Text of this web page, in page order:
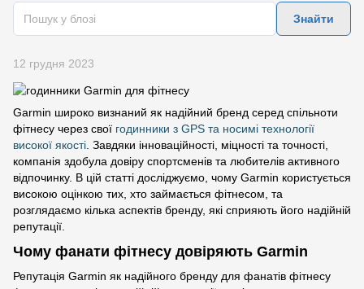
Знайти
12 грудня 2023
Garmin широко визнаний як надійний бренд серед спільноти
фітнесу через свої годинники з GPS та носимі технології
високої якості. Завдяки інноваційності, міцності та точності,
компанія здобула довіру спортсменів та любителів активного
відпочинку. В цій статті досліджуємо, чому Garmin користується
високою оцінкою тих, хто займається фітнесом, та
розглядаємо кілька аспектів бренду, які сприяють його надійній
репутації.
Чому фанати фітнесу довіряють Garmin
Репутація Garmin як надійного бренду для фанатів фітнесу